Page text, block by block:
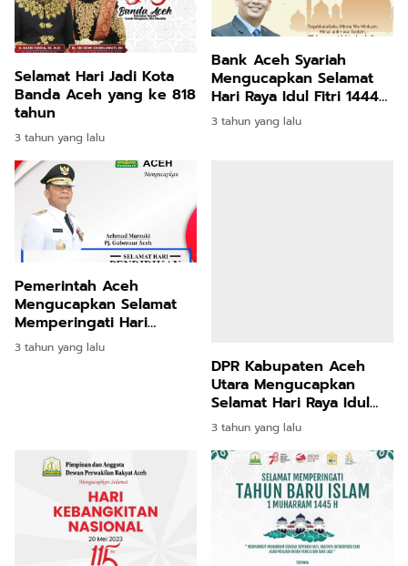
Selamat Hari Jadi Kota
Banda Aceh yang ke 818
tahun
3 tahun yang lalu
Bank Aceh Syariah
Mengucapkan Selamat
Hari Raya Idul Fitri 1444
H
3 tahun yang lalu
Pemerintah Aceh
Mengucapkan Selamat
Memperingati Hari
Pendidikan Nasional
3 tahun yang lalu
DPR Kabupaten Aceh
Utara Mengucapkan
Selamat Hari Raya Idul
Fitri 1444 H
3 tahun yang lalu